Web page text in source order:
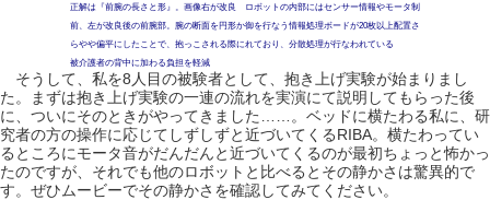
正解は『前腕の長さと形』。画像右が改良
前、左が改良後の前腕部。腕の断面を円形か
らやや偏平にしたことで、抱っこされる際に
被介護者の背中に加わる負担を軽減
ロボットの内部にはセンサー情報やモータ制
御を行なう情報処理ボードが20枚以上配置さ
れており、分散処理が行なわれている
そうして、私を8人目の被験者として、抱き上げ実験が始まりまし
た。まずは抱き上げ実験の一連の流れを実演にて説明してもらった後
に、ついにそのときがやってきました……。ベッドに横たわる私に、研
究者の方の操作に応じてしずしずと近づいてくるRIBA。横たわってい
るところにモータ音がだんだんと近づいてくるのが最初ちょっと怖かっ
たのですが、それでも他のロボットと比べるとその静かさは驚異的で
す。ぜひムービーでその静かさを確認してみてください。